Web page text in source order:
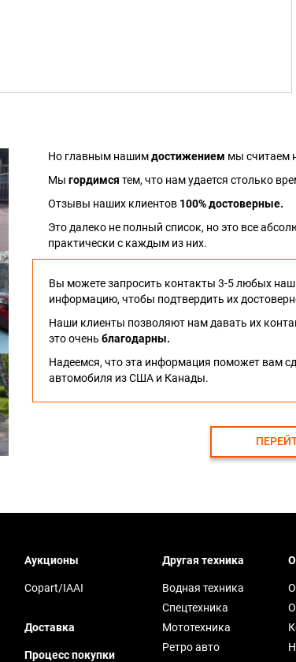
Но главным нашимдостижением мы считаем
Мы гордимся тем, что нам удается столько
Отзывы наших клиентов 100% достоверные.
Это далеко не полный список, но это все
практически с каждым из них.
Вы можете запросить контакты 3-5 любых
информацию, чтобы подтвердить их
Наши клиенты позволяют нам давать их
это очень благодарны.
Надеемся, что эта информация поможет вам
автомобиля из США и Канады.
Аукционы
Copart/IAAI
Доставка
Процесс покупки
Другая техника
Водная техника
Спецтехника
Мототехника
Ретро авто